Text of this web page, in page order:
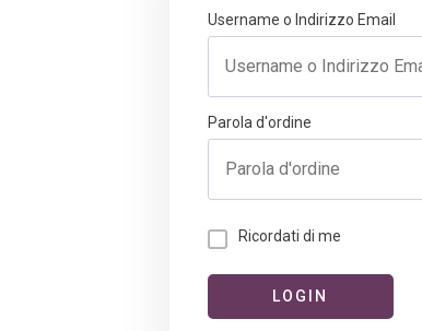
Username o Indirizzo Email
Parola d'ordine
Ricordati di me